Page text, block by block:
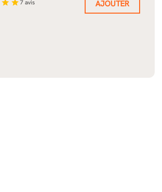
star star7avis AJOUTER